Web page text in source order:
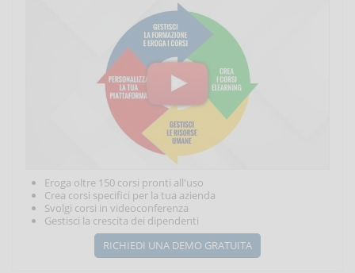
Eroga oltre 150 corsi pronti all'uso
Crea corsi specifici per la tua azienda
Svolgi corsi in videoconferenza
Gestisci la crescita dei dipendenti
RICHIEDI UNA DEMO GRATUITA